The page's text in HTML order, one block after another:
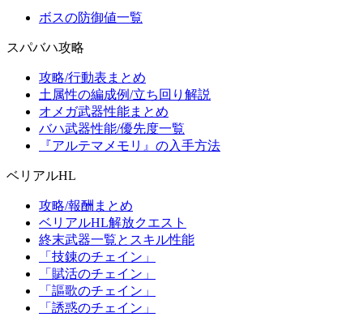
ボスの防御値一覧
スパバハ攻略
攻略/行動表まとめ
土属性の編成例/立ち回り解説
オメガ武器性能まとめ
バハ武器性能/優先度一覧
『アルテマメモリ』の入手方法
ベリアルHL
攻略/報酬まとめ
ベリアルHL解放クエスト
終末武器一覧とスキル性能
「技錬のチェイン」
「賦活のチェイン」
「謳歌のチェイン」
「誘惑のチェイン」